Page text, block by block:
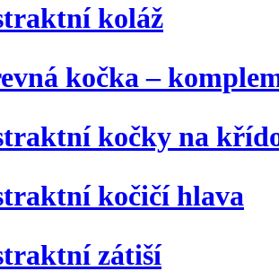
koláž
kočka –
kočky na
kočičí hlava
zátiší